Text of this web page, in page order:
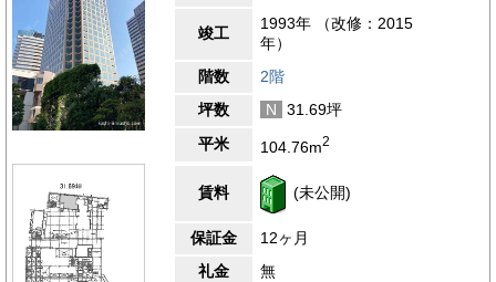
天王洲パークサイドビルは東京都品川区東品川2丁目にあるビル
です。りんかい線・東京モノレール線の天王洲アイル駅の2路線
利用可能です。徒歩圏内に銀行・郵便局・コンビニエンスストア
があります。天王洲アイルは都市開発によってオシャレで綺麗な
街です。駅周辺にはオフィスビルや、高層マンションが建ち並ん
でいます。東京駅・渋谷・羽田空港まで約20分以内で移動可能
です。モノレールで浜松町に出ると、JRが通っているで移動の
際便利です。こちらの物件は大通り（天王洲通り）に面している
ため、来訪者にもご案内しやすい立地です。
・セブン-イレブン 品川天王洲店 約350メートル（徒歩約5分）
・シーフォートスクエア 約400メートル（徒歩約6分）
・ファミリーマート 野村不動産天王洲ビル店 約500メートル
（徒歩約3分）
・品川天王洲郵便局 約550メートル（徒歩約8分）
竣工
1993年 （改修：2015
年）
階数
2階
坪数
N
31.69坪
平米
104.76m2
賃料 (未公開)
保証金
12ヶ月
礼金
無